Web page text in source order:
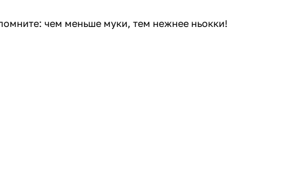
чем меньше муки, тем нежнее ньокки!